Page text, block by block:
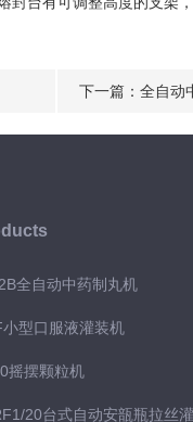
下一篇： 全自动
全自动中药制丸机
小型口服液灌装机
摇摆颗粒机
20台式自动安瓿瓶拉丝